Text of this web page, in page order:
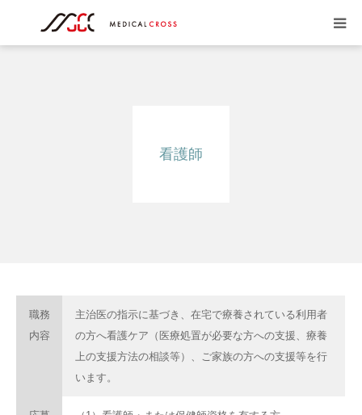
看護師
職務
内容
主治医の指示に基づき、在宅で療養されている利用者
の方へ看護ケア（医療処置が必要な方への支援、療養
上の支援方法の相談等）、ご家族の方への支援等を行
います。
求人情報
お問い合わせ